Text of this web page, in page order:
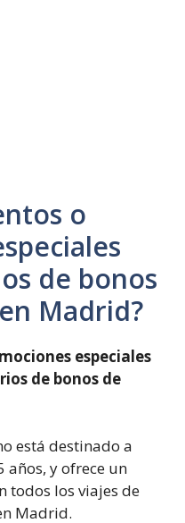
o
de bonos
Madrid?
especiales
de bonos de
está destinado a
años, y ofrece un
todos los viajes de
Madrid.